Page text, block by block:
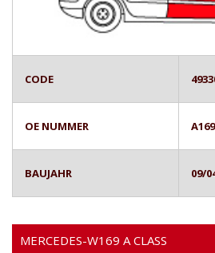
CODE
OE NUMMER
BAUJAHR 09/
MERCEDES-W169 A CLASS